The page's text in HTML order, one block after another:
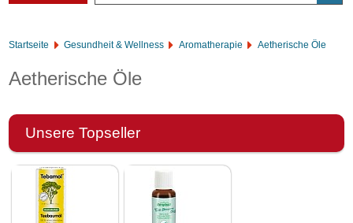
Startseite Gesundheit & Wellness Aromatherapie Aetherische Öle
Aetherische Öle
Unsere Topseller